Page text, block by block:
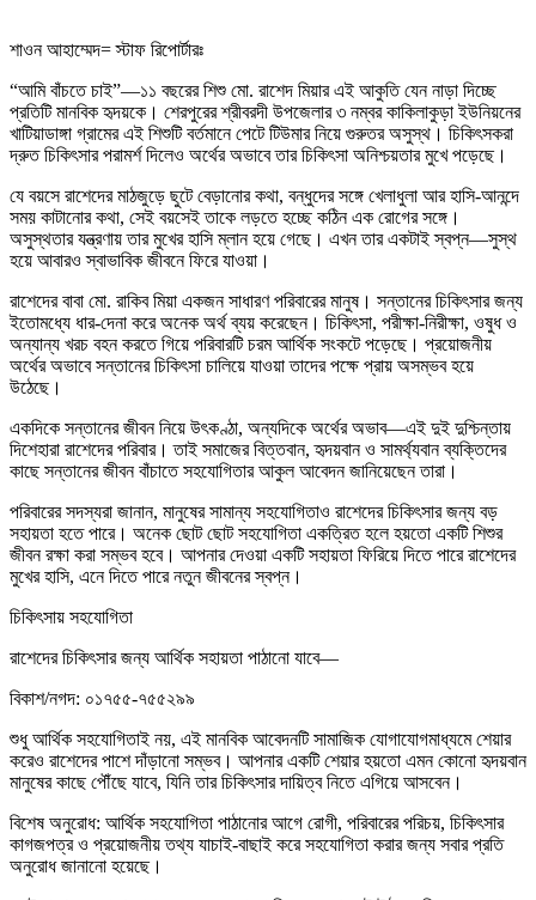
শাওন আহাম্মেদ= স্টাফ রিপোর্টারঃ
“আমি বাঁচতে চাই”—১১ বছরের শিশু মো. রাশেদ মিয়ার এই আকুতি যেন নাড়া দিচ্ছে
প্রতিটি মানবিক হৃদয়কে। শেরপুরের শ্রীবরদী উপজেলার ৩ নম্বর কাকিলাকুড়া ইউনিয়নের
খাটিয়াডাঙ্গা গ্রামের এই শিশুটি বর্তমানে পেটে টিউমার নিয়ে গুরুতর অসুস্থ। চিকিৎসকরা
দ্রুত চিকিৎসার পরামর্শ দিলেও অর্থের অভাবে তার চিকিৎসা অনিশ্চয়তার মুখে পড়েছে।
যে বয়সে রাশেদের মাঠজুড়ে ছুটে বেড়ানোর কথা, বন্ধুদের সঙ্গে খেলাধুলা আর হাসি-আনন্দে
সময় কাটানোর কথা, সেই বয়সেই তাকে লড়তে হচ্ছে কঠিন এক রোগের সঙ্গে।
অসুস্থতার যন্ত্রণায় তার মুখের হাসি ম্লান হয়ে গেছে। এখন তার একটাই স্বপ্ন—সুস্থ
হয়ে আবারও স্বাভাবিক জীবনে ফিরে যাওয়া।
রাশেদের বাবা মো. রাকিব মিয়া একজন সাধারণ পরিবারের মানুষ। সন্তানের চিকিৎসার জন্য
ইতোমধ্যে ধার-দেনা করে অনেক অর্থ ব্যয় করেছেন। চিকিৎসা, পরীক্ষা-নিরীক্ষা, ওষুধ ও
অন্যান্য খরচ বহন করতে গিয়ে পরিবারটি চরম আর্থিক সংকটে পড়েছে। প্রয়োজনীয়
অর্থের অভাবে সন্তানের চিকিৎসা চালিয়ে যাওয়া তাদের পক্ষে প্রায় অসম্ভব হয়ে
উঠেছে।
একদিকে সন্তানের জীবন নিয়ে উৎকণ্ঠা, অন্যদিকে অর্থের অভাব—এই দুই দুশ্চিন্তায়
দিশেহারা রাশেদের পরিবার। তাই সমাজের বিত্তবান, হৃদয়বান ও সামর্থ্যবান ব্যক্তিদের
কাছে সন্তানের জীবন বাঁচাতে সহযোগিতার আকুল আবেদন জানিয়েছেন তারা।
পরিবারের সদস্যরা জানান, মানুষের সামান্য সহযোগিতাও রাশেদের চিকিৎসার জন্য বড়
সহায়তা হতে পারে। অনেক ছোট ছোট সহযোগিতা একত্রিত হলে হয়তো একটি শিশুর
জীবন রক্ষা করা সম্ভব হবে। আপনার দেওয়া একটি সহায়তা ফিরিয়ে দিতে পারে রাশেদের
মুখের হাসি, এনে দিতে পারে নতুন জীবনের স্বপ্ন।
চিকিৎসায় সহযোগিতা
রাশেদের চিকিৎসার জন্য আর্থিক সহায়তা পাঠানো যাবে—
বিকাশ/নগদ: ০১৭৫৫-৭৫৫২৯৯
শুধু আর্থিক সহযোগিতাই নয়, এই মানবিক আবেদনটি সামাজিক যোগাযোগমাধ্যমে শেয়ার
করেও রাশেদের পাশে দাঁড়ানো সম্ভব। আপনার একটি শেয়ার হয়তো এমন কোনো হৃদয়বান
মানুষের কাছে পৌঁছে যাবে, যিনি তার চিকিৎসার দায়িত্ব নিতে এগিয়ে আসবেন।
বিশেষ অনুরোধ: আর্থিক সহযোগিতা পাঠানোর আগে রোগী, পরিবারের পরিচয়, চিকিৎসার
কাগজপত্র ও প্রয়োজনীয় তথ্য যাচাই-বাছাই করে সহযোগিতা করার জন্য সবার প্রতি
অনুরোধ জানানো হয়েছে।